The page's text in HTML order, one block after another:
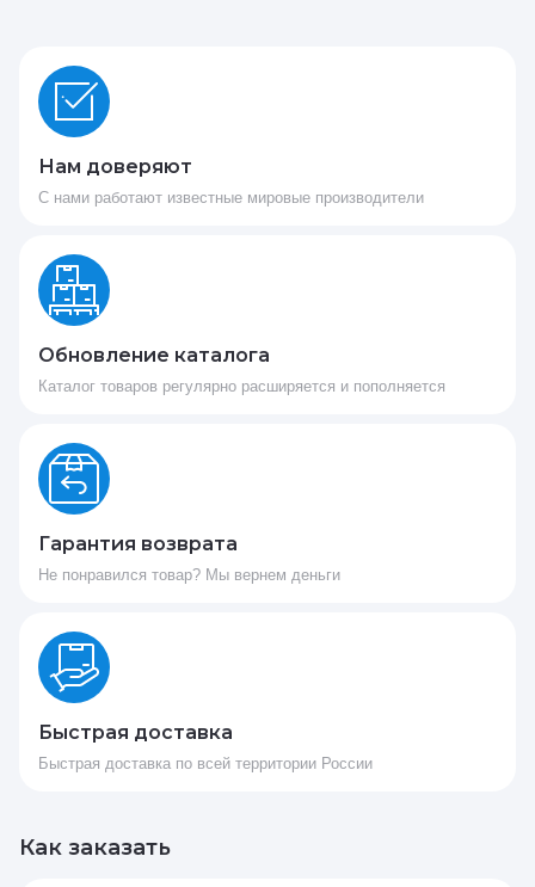
Нам доверяют
С нами работают известные мировые производители
Обновление каталога
Каталог товаров регулярно расширяется и пополняется
Гарантия возврата
Не понравился товар? Мы вернем деньги
Быстрая доставка
Быстрая доставка по всей территории России
Как заказать